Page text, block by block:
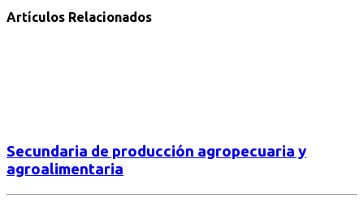
Artículos Relacionados
Secundaria de producción agropecuaria y
agroalimentaria